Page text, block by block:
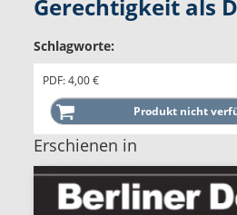
Gerechtigkeit als
Schlagworte:
PDF: 4,00 €
Erschienen in